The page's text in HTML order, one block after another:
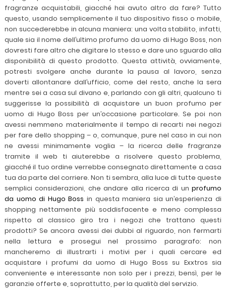
fragranze acquistabili, giacché hai avuto altro da fare? Tutto
questo, usando semplicemente il tuo dispositivo fisso o mobile,
non succederebbe in alcuna maniera: una volta stabilito, infatti,
quale sia il nome dell’ultimo profumo da uomo di Hugo Boss, non
dovresti fare altro che digitare lo stesso e dare uno sguardo alla
disponibilità di questo prodotto. Questa attività, ovviamente,
potresti svolgere anche durante la pausa al lavoro, senza
doverti allontanare dall’ufficio, come del resto, anche la sera
mentre sei a casa sul divano e, parlando con gli altri, qualcuno ti
suggerisse la possibilità di acquistare un buon profumo per
uomo di Hugo Boss per un’occasione particolare. Se poi non
avessi nemmeno materialmente il tempo di recarti nei negozi
per fare dello shopping – o, comunque, pure nel caso in cui non
ne avessi minimamente voglia – la ricerca delle fragranze
tramite il web ti aiuterebbe a risolvere questo problema,
giacché il tuo ordine verrebbe consegnato direttamente a casa
tua da parte del corriere. Non ti sembra, alla luce di tutte queste
semplici considerazioni, che andare alla ricerca di un profumo
da uomo di Hugo Boss in questa maniera sia un’esperienza di
shopping nettamente più soddisfacente e meno complessa
rispetto al classico giro tra i negozi che trattano questi
prodotti? Se ancora avessi dei dubbi al riguardo, non fermarti
nella lettura e prosegui nel prossimo paragrafo: non
mancheremo di illustrarti i motivi per i quali cercare ed
acquistare i profumi da uomo di Hugo Boss su Exxtros sia
conveniente e interessante non solo per i prezzi, bensì, per le
garanzie offerte e, soprattutto, per la qualità del servizio.